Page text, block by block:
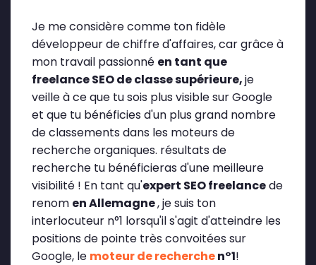
Je me considère comme ton fidèle
développeur de chiffre d'affaires, car grâce à
mon travail passionné en tant que
freelance SEO de classe supérieure,je
veille à ce que tu sois plus visible sur Google
et que tu bénéficies d'un plus grand nombre
de classements dans les moteurs de
recherche organiques. résultats de
recherche tu bénéficieras d'une meilleure
visibilité ! En tant qu'expert SEO freelancede
renom en Allemagne, je suis ton
interlocuteur n°1 lorsqu'il s'agit d'atteindre les
positions de pointe très convoitées sur
Google, le moteur de recherchen°1!